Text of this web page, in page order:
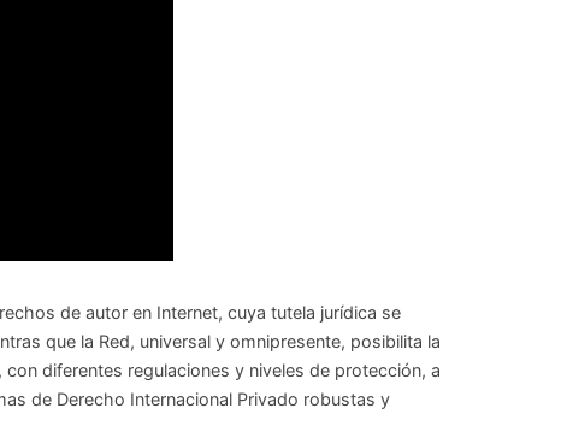
de autor en Internet, cuya tutela jurídica se
que la Red, universal y omnipresente, posibilita la
diferentes regulaciones y niveles de protección, a
de Derecho Internacional Privado robustas y